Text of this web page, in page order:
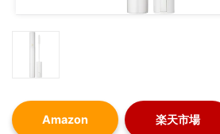
Amazon 楽天市場